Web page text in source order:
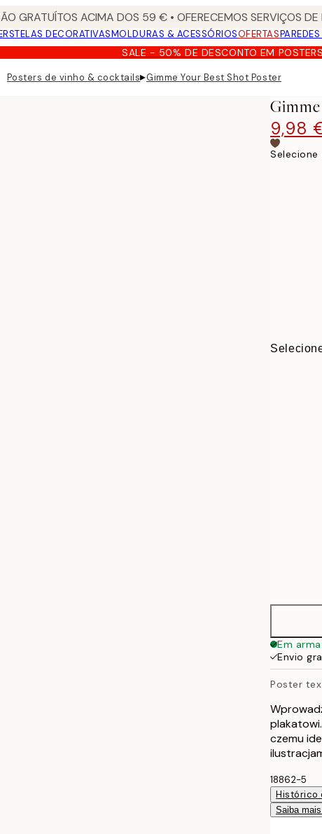
GRATUÍTOS ACIMA DOS 59 € • OFERECEMOS SERVIÇOS
TELAS DECORATIVASMOLDURAS & ACESSÓRIOSOFERTAS
SALE - 50% DE DESCONTO EM
Posters de vinho & cocktails▸Gimme Your Best Shot Poster
9,98
Em
Envio
Poster
czemu
18862-5
Histórico
Saiba